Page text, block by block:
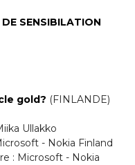
SENSIBILATION
gold? (FINLANDE)
Ullakko
- Nokia Finland
: Microsoft - Nokia